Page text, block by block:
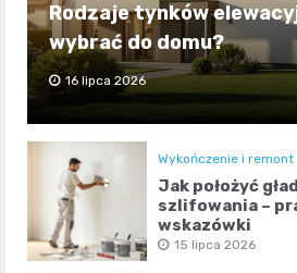
Rodzaje tynków
wybrać do domu?
16 lipca 2026
Wykończenie i remont
Jak położyć
szlifowania –
wskazówki
15 lipca 2026